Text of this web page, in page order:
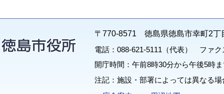
〒770-8571 徳島県徳島市幸町2丁
電話：088-621-5111（代表） ファク
開庁時間：午前8時30分から午後5時
注記：施設・部署によっては異なる